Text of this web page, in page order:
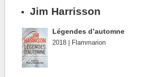
Jim Harrisson
Légendes d’automne
2018 | Flammarion